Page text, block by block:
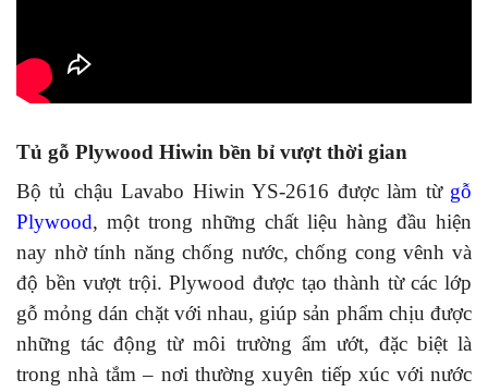
Tủ gỗ Plywood Hiwin bền bỉ vượt thời gian
Bộ tủ chậu Lavabo Hiwin YS-2616 được làm từ gỗ
Plywood, một trong những chất liệu hàng đầu hiện
nay nhờ tính năng chống nước, chống cong vênh và
độ bền vượt trội. Plywood được tạo thành từ các lớp
gỗ mỏng dán chặt với nhau, giúp sản phẩm chịu được
những tác động từ môi trường ẩm ướt, đặc biệt là
trong nhà tắm – nơi thường xuyên tiếp xúc với nước